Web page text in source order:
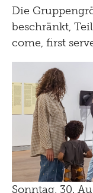
Die
beschränkt,
come, first
Sonntag, 30.